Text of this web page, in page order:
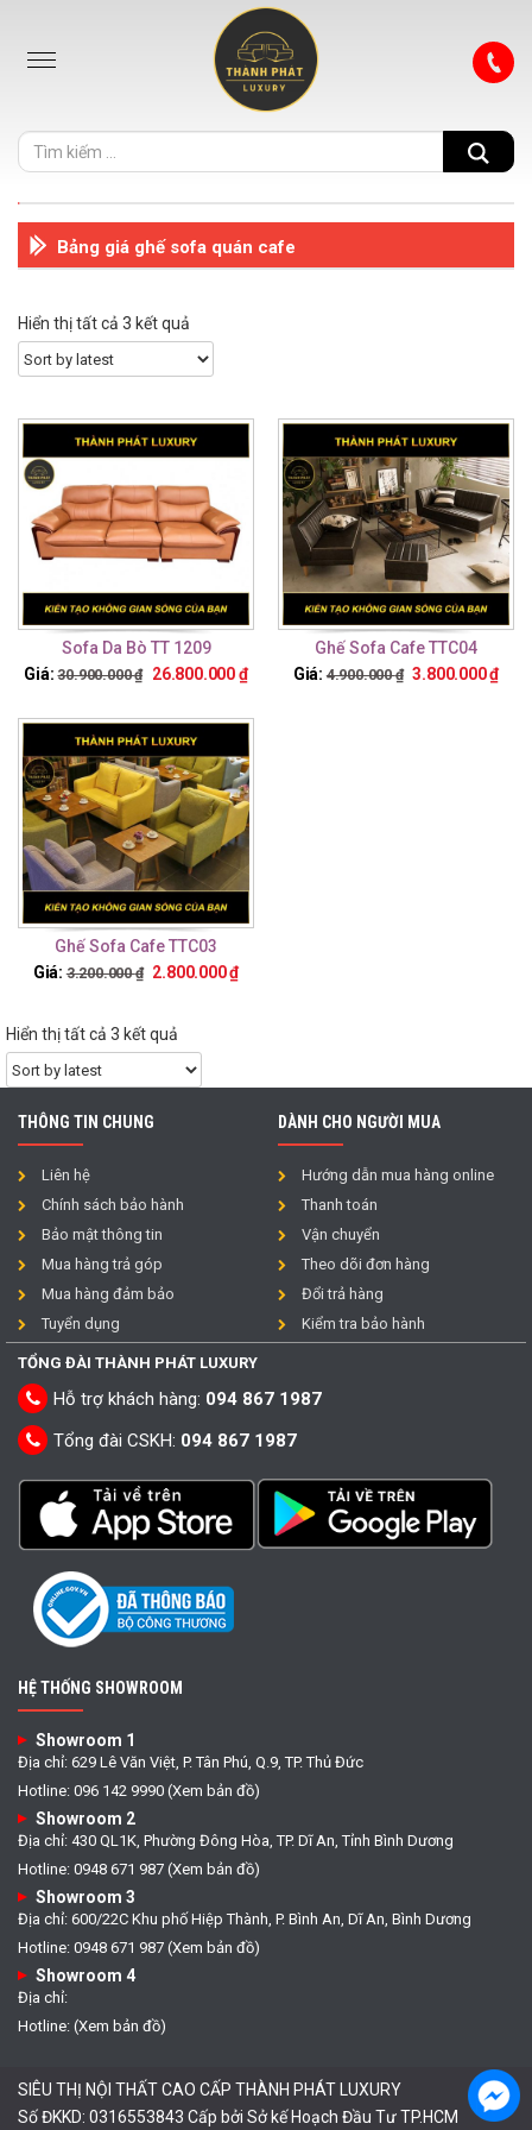
Bảng giá ghế sofa quán cafe
Hiển thị tất cả 3 kết quả
Sofa Da Bò TT 1209
Giá: 30.900.000₫ 26.800.000₫
Ghế Sofa Cafe TTC04
Giá: 4.900.000₫ 3.800.000₫
Ghế Sofa Cafe TTC03
Giá: 3.200.000₫ 2.800.000₫
Hiển thị tất cả 3 kết quả
THÔNG TIN CHUNG
Liên hệ
Chính sách bảo hành
Bảo mật thông tin
Mua hàng trả góp
Mua hàng đảm bảo
Tuyển dụng
DÀNH CHO NGƯỜI MUA
Hướng dẫn mua hàng online
Thanh toán
Vận chuyển
Theo dõi đơn hàng
Đổi trả hàng
Kiểm tra bảo hành
TỔNG ĐÀI THÀNH PHÁT LUXURY
Hỗ trợ khách hàng: 094 867 1987
Tổng đài CSKH: 094 867 1987
HỆ THỐNG SHOWROOM
Showroom 1
Địa chỉ: 629 Lê Văn Việt, P. Tân Phú, Q.9, TP. Thủ Đức
Hotline: 096 142 9990 (Xem bản đồ)
Showroom 2
Địa chỉ: 430 QL1K, Phường Đông Hòa, TP. Dĩ An, Tỉnh Bình Dương
Hotline: 0948 671 987 (Xem bản đồ)
Showroom 3
Địa chỉ: 600/22C Khu phố Hiệp Thành, P. Bình An, Dĩ An, Bình Dương
Hotline: 0948 671 987 (Xem bản đồ)
Showroom 4
Địa chỉ:
Hotline: (Xem bản đồ)
SIÊU THỊ NỘI THẤT CAO CẤP THÀNH PHÁT LUXURY
Số ĐKKD: 0316553843 Cấp bởi Sở kế Hoạch Đầu Tư TP.HCM